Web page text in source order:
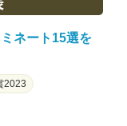
ネート15選を
2023